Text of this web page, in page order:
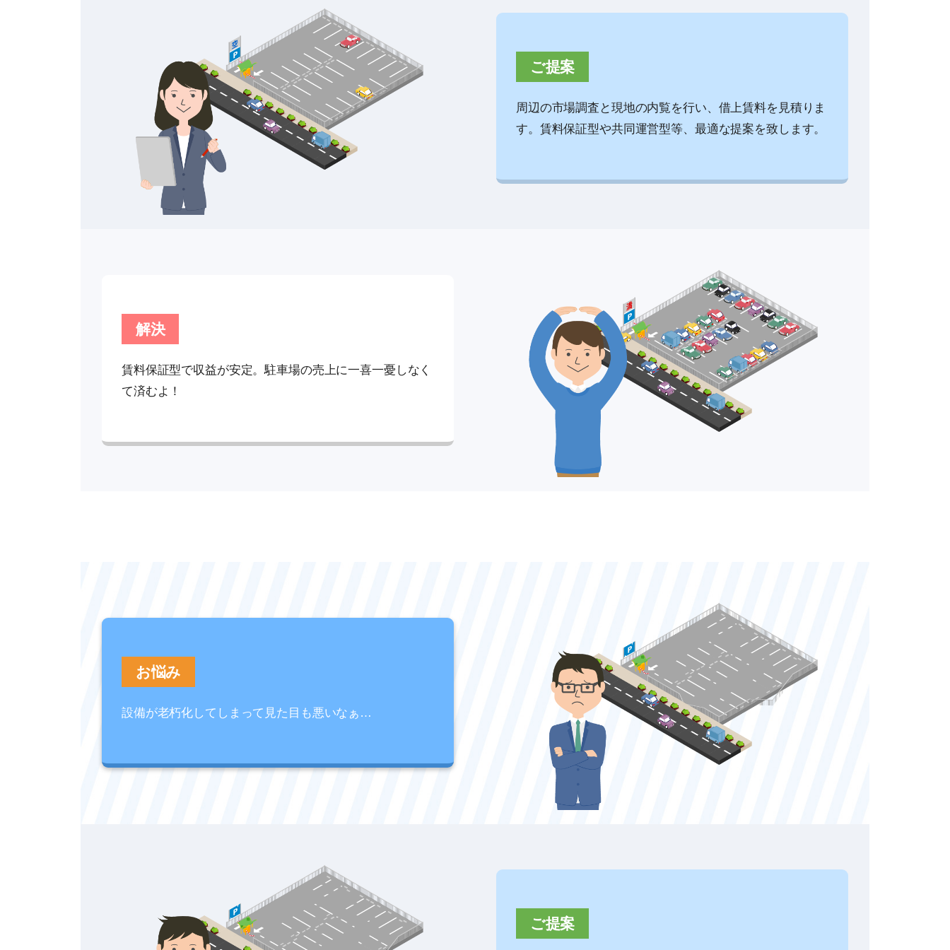
ご提案
周辺の市場調査と現地の内覧を行い、借上賃料を見積りま
す。賃料保証型や共同運営型等、最適な提案を致します。
解決
賃料保証型で収益が安定。駐車場の売上に一喜一憂しなく
て済むよ！
お悩み
設備が老朽化してしまって見た目も悪いなぁ…
ご提案